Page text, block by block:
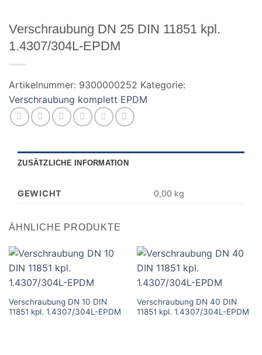
Verschraubung DN 25 DIN 11851 kpl.
1.4307/304L-EPDM
Artikelnummer: 9300000252 Kategorie:
Verschraubung komplett EPDM
ZUSÄTZLICHE INFORMATION
GEWICHT 0,00 kg
ÄHNLICHE PRODUKTE
Verschraubung DN 10 DIN
11851 kpl. 1.4307/304L-EPDM
Verschraubung DN 40 DIN
11851 kpl. 1.4307/304L-EPDM